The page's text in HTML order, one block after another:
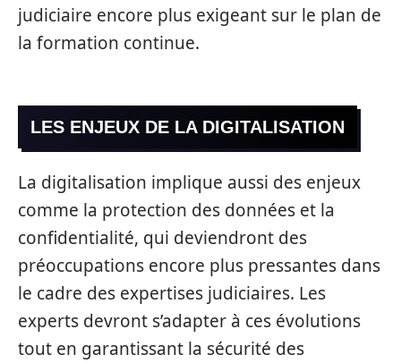
judiciaire encore plus exigeant sur le plan de
la formation continue.
LES ENJEUX DE LA DIGITALISATION
La digitalisation implique aussi des enjeux
comme la protection des données et la
confidentialité, qui deviendront des
préoccupations encore plus pressantes dans
le cadre des expertises judiciaires. Les
experts devront s’adapter à ces évolutions
tout en garantissant la sécurité des